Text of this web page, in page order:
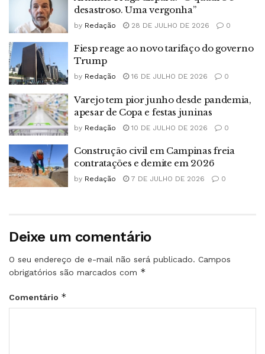
desastroso. Uma vergonha”
by Redação 28 DE JULHO DE 2026 0
Fiesp reage ao novo tarifaço do governo
Trump
by Redação 16 DE JULHO DE 2026 0
Varejo tem pior junho desde pandemia,
apesar de Copa e festas juninas
by Redação 10 DE JULHO DE 2026 0
Construção civil em Campinas freia
contratações e demite em 2026
by Redação 7 DE JULHO DE 2026 0
Deixe um comentário
O seu endereço de e-mail não será publicado. Campos
obrigatórios são marcados com *
Comentário *